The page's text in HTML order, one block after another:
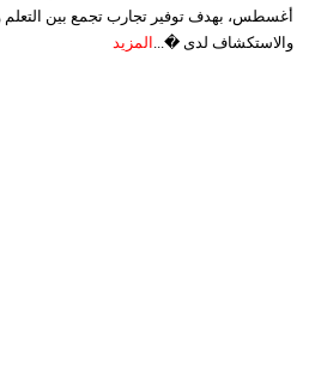
أغسطس، بهدف توفير تجارب تجمع بين التعلم
والاستكشاف لدى �... المزيد